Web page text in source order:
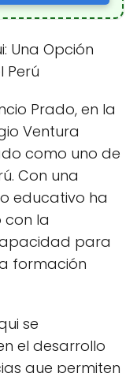
Una Opción
Perú
Prado, en la
Ventura
como uno de
Con una
educativo ha
la
para
formación
se
el desarrollo
que permiten